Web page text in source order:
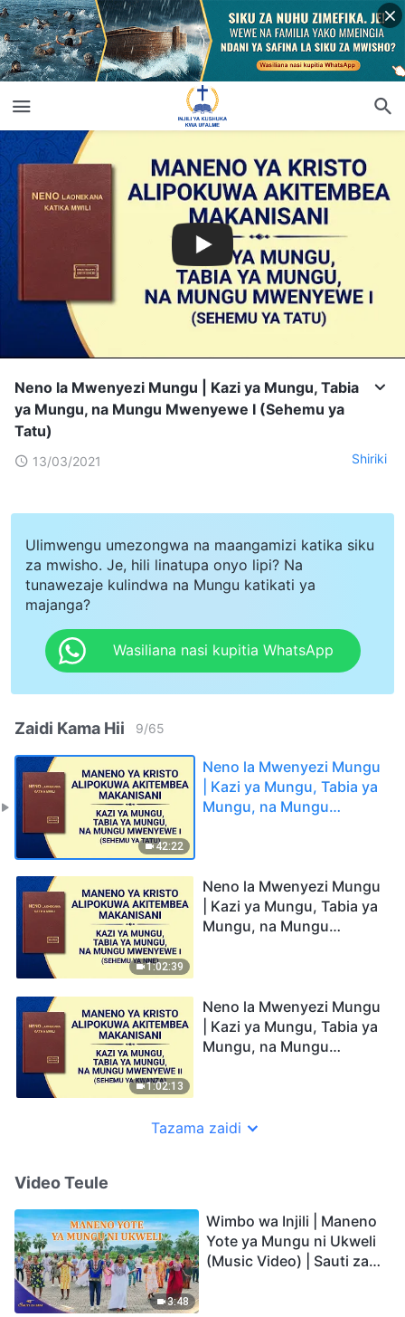
Neno la Mwenyezi Mungu | Kazi ya Mungu, Tabia
ya Mungu, na Mungu Mwenyewe I (Sehemu ya
Tatu)
13/03/2021 Shiriki
Ulimwengu umezongwa na maangamizi katika siku
za mwisho. Je, hili linatupa onyo lipi? Na
tunawezaje kulindwa na Mungu katikati ya
majanga?
Wasiliana nasi kupitia WhatsApp
Zaidi Kama Hii 9/65
42:22
Neno la Mwenyezi Mungu
| Kazi ya Mungu, Tabia ya
Mungu, na Mungu
1:02:39
Neno la Mwenyezi Mungu
| Kazi ya Mungu, Tabia ya
Mungu, na Mungu
1:02:13
Neno la Mwenyezi Mungu
| Kazi ya Mungu, Tabia ya
Mungu, na Mungu
Tazama zaidi
Video Teule
3:48
Wimbo wa Injili | Maneno
Yote ya Mungu ni Ukweli
(Music Video) | Sauti za